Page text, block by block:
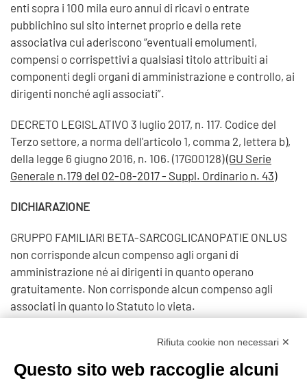
enti sopra i 100 mila euro annui di ricavi o entrate
pubblichino sul sito internet proprio e della rete
associativa cui aderiscono “eventuali emolumenti,
compensi o corrispettivi a qualsiasi titolo attribuiti ai
componenti degli organi di amministrazione e controllo, ai
dirigenti nonché agli associati”.
DECRETO LEGISLATIVO 3 luglio 2017, n. 117. Codice del
Terzo settore, a norma dell'articolo 1, comma 2, lettera b),
della legge 6 giugno 2016, n. 106. (17G00128)(GU Serie
Generale n.179 del 02-08-2017 - Suppl. Ordinario n. 43)
DICHIARAZIONE
GRUPPO FAMILIARI BETA-SARCOGLICANOPATIE ONLUS
non corrisponde alcun compenso agli organi di
amministrazione né ai dirigenti in quanto operano
gratuitamente. Non corrisponde alcun compenso agli
associati in quanto lo Statuto lo vieta.
Rifiuta cookie non necessari ✕
Questo sito web raccoglie alcuni